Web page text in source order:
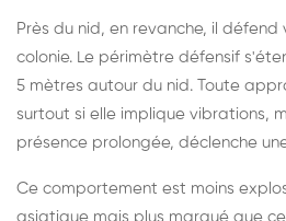
Près du nid, en revanche, il défend
colonie. Le périmètre défensif
5 mètres autour du nid. Toute
surtout si elle implique vibrations,
présence prolongée, déclenche
Ce comportement est moins
asiatique mais plus marqué que